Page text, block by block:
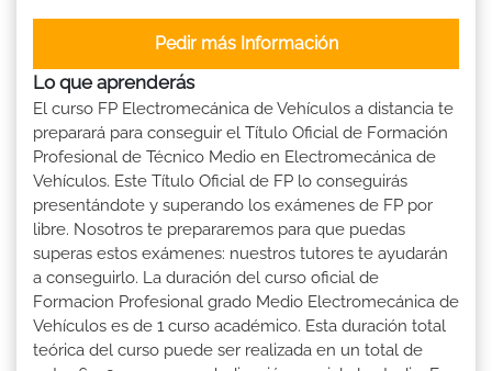
Pedir más Información
Lo que aprenderás
El curso FP Electromecánica de Vehículos a distancia te
preparará para conseguir el Título Oficial de Formación
Profesional de Técnico Medio en Electromecánica de
Vehículos. Este Título Oficial de FP lo conseguirás
presentándote y superando los exámenes de FP por
libre. Nosotros te prepararemos para que puedas
superas estos exámenes: nuestros tutores te ayudarán
a conseguirlo. La duración del curso oficial de
Formacion Profesional grado Medio Electromecánica de
Vehículos es de 1 curso académico. Esta duración total
teórica del curso puede ser realizada en un total de